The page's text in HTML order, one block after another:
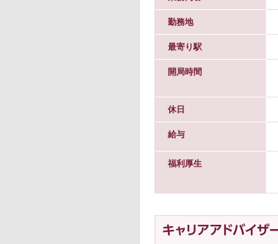
勤務地
最寄り駅
開局時間
休日
給与
福利厚生